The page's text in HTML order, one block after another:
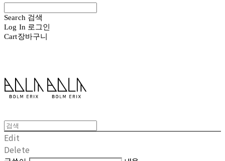
Search 검색
Log In 로그인
Cart장바구니
Edit
Delete